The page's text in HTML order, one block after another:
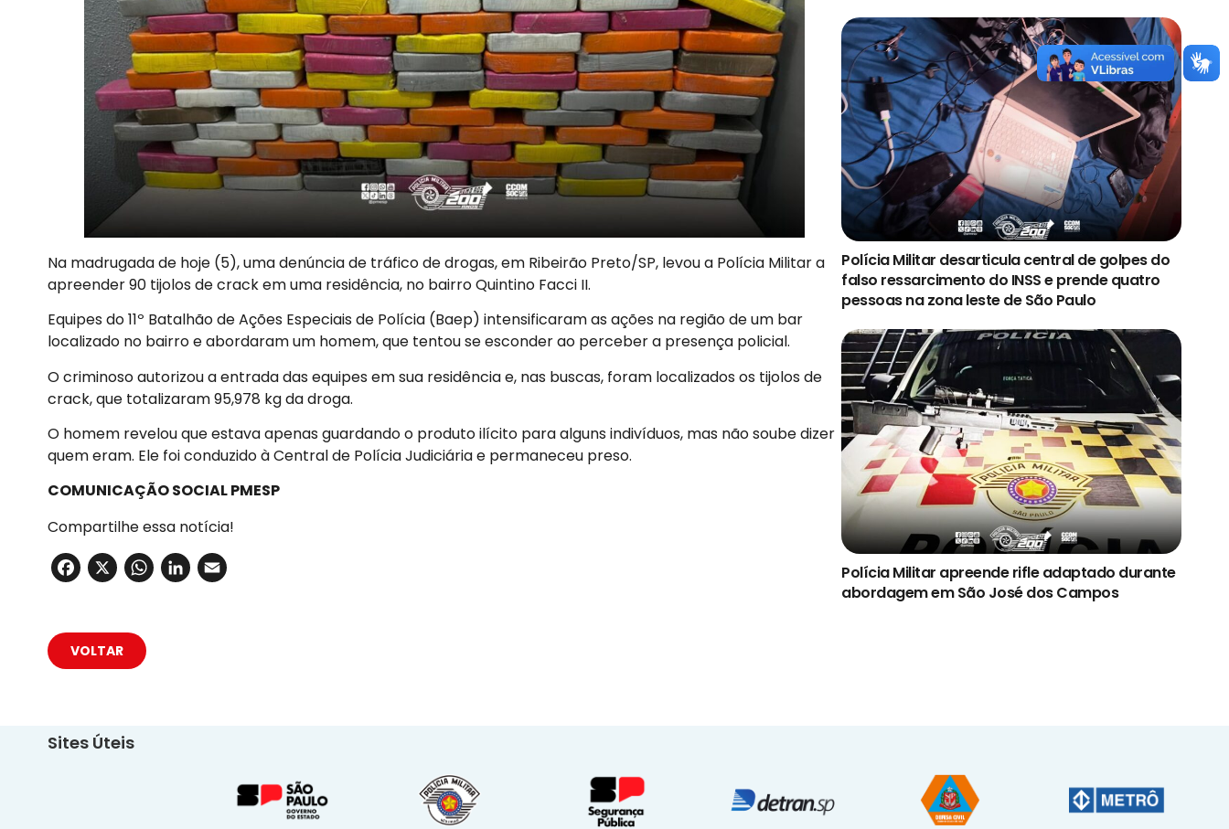
Na madrugada de hoje (5), uma denúncia de tráfico de drogas, em Ribeirão Preto/SP, levou a Polícia Militar a
apreender 90 tijolos de crack em uma residência, no bairro Quintino Facci II.
Equipes do 11º Batalhão de Ações Especiais de Polícia (Baep) intensificaram as ações na região de um bar
localizado no bairro e abordaram um homem, que tentou se esconder ao perceber a presença policial.
O criminoso autorizou a entrada das equipes em sua residência e, nas buscas, foram localizados os tijolos de
crack, que totalizaram 95,978 kg da droga.
O homem revelou que estava apenas guardando o produto ilícito para alguns indivíduos, mas não soube dizer
quem eram. Ele foi conduzido à Central de Polícia Judiciária e permaneceu preso.
COMUNICAÇÃO SOCIAL PMESP
Compartilhe essa notícia!
Facebook
X WhatsApp
LinkedIn
Polícia Militar desarticula central de golpes do
falso ressarcimento do INSS e prende quatro
pessoas na zona leste de São Paulo
Polícia Militar apreende rifle adaptado durante
abordagem em São José dos Campos
VOLTAR
Sites Úteis